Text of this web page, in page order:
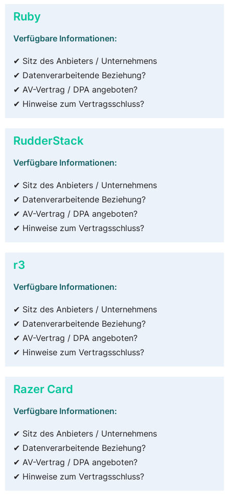
Ruby
Verfügbare Informationen:
✔ Sitz des Anbieters / Unternehmens
✔ Datenverarbeitende Beziehung?
✔ AV-Vertrag / DPA angeboten?
✔ Hinweise zum Vertragsschluss?
RudderStack
Verfügbare Informationen:
✔ Sitz des Anbieters / Unternehmens
✔ Datenverarbeitende Beziehung?
✔ AV-Vertrag / DPA angeboten?
✔ Hinweise zum Vertragsschluss?
r3
Verfügbare Informationen:
✔ Sitz des Anbieters / Unternehmens
✔ Datenverarbeitende Beziehung?
✔ AV-Vertrag / DPA angeboten?
✔ Hinweise zum Vertragsschluss?
Razer Card
Verfügbare Informationen:
✔ Sitz des Anbieters / Unternehmens
✔ Datenverarbeitende Beziehung?
✔ AV-Vertrag / DPA angeboten?
✔ Hinweise zum Vertragsschluss?